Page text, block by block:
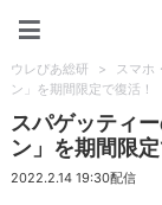
ウレぴあ総研 > スマホ
ン」を期間限定で復活！
スパゲッティ
ン」を期間限定
2022.2.14 19:30配信